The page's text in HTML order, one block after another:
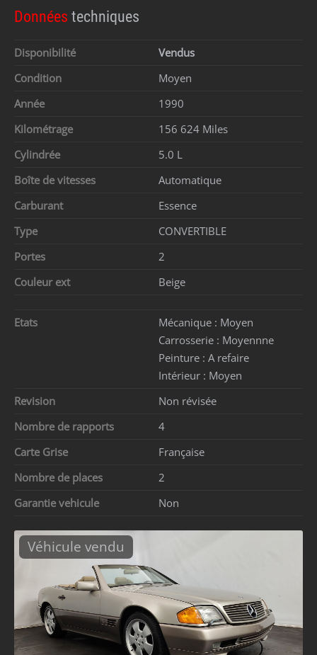
Données techniques
Disponibilité
Vendus
Condition
Moyen
Année
1990
Kilométrage
156 624 Miles
Cylindrée
5.0 L
Boîte de vitesses
Automatique
Carburant
Essence
Type
CONVERTIBLE
Portes
2
Couleur ext
Beige
Etats Mécanique : Moyen
Carrosserie : Moyennne
Peinture : A refaire
Intérieur : Moyen
Revision
Non révisée
Nombre de rapports
4
Carte Grise
Française
Nombre de places
2
Garantie vehicule
Non
Véhicule vendu